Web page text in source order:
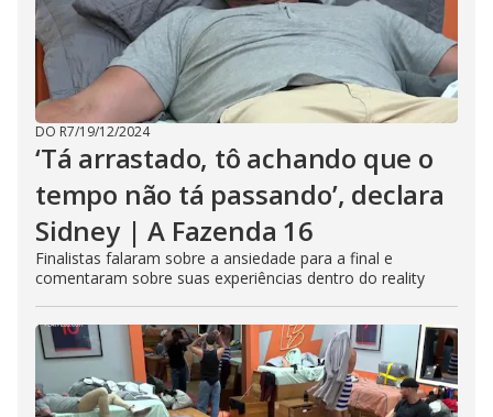
DO R7/19/12/2024
‘Tá arrastado, tô achando que o
tempo não tá passando’, declara
Sidney | A Fazenda 16
Finalistas falaram sobre a ansiedade para a final e
comentaram sobre suas experiências dentro do reality